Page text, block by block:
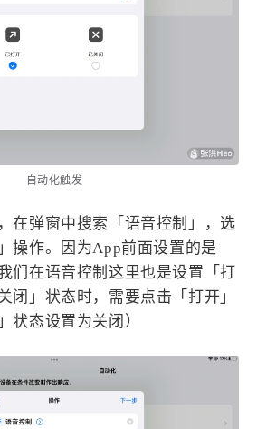
自动化触发
在弹窗中搜索「语音控制」，选
操作。因为App前面设置的是
们在语音控制这里也是设置「打
闭」状态时，需要点击「打开」
状态设置为关闭）